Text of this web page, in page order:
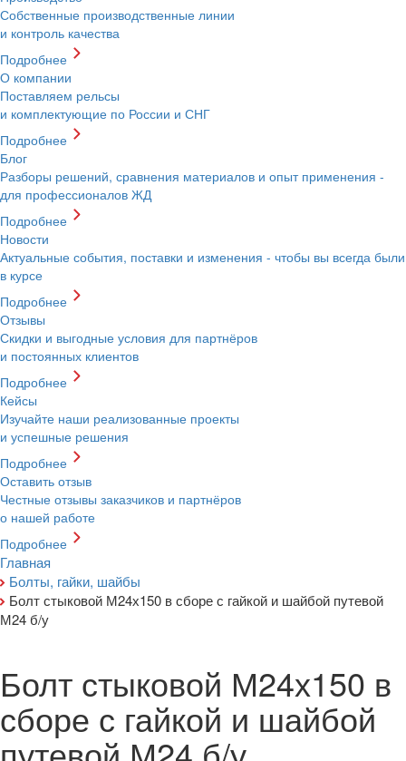
Собственные производственные линии
и контроль качества
Подробнее
О компании
Поставляем рельсы
и комплектующие по России и СНГ
Подробнее
Блог
Разборы решений, сравнения материалов и опыт применения -
для профессионалов ЖД
Подробнее
Новости
Актуальные события, поставки и изменения - чтобы вы всегда были
в курсе
Подробнее
Отзывы
Скидки и выгодные условия для партнёров
и постоянных клиентов
Подробнее
Кейсы
Изучайте наши реализованные проекты
и успешные решения
Подробнее
Оставить отзыв
Честные отзывы заказчиков и партнёров
о нашей работе
Подробнее
Главная
Болты, гайки, шайбы
Болт стыковой М24х150 в сборе с гайкой и шайбой путевой
М24 б/у
Болт стыковой М24х150 в
сборе с гайкой и шайбой